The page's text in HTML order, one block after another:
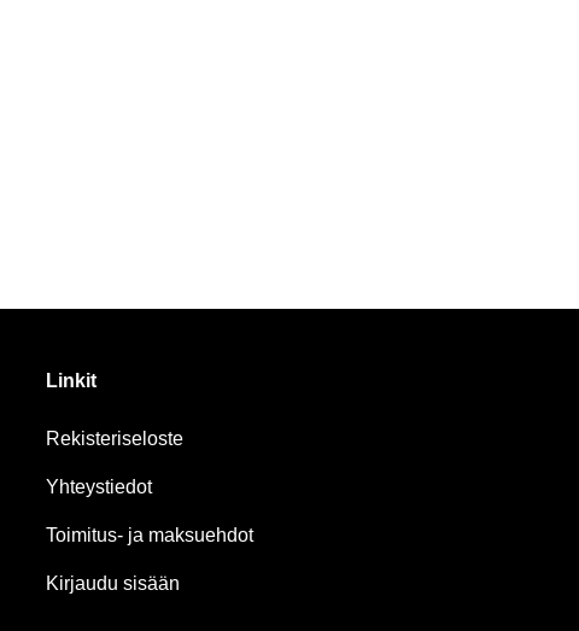
Linkit
Rekisteriseloste
Yhteystiedot
Toimitus- ja maksuehdot
Kirjaudu sisään